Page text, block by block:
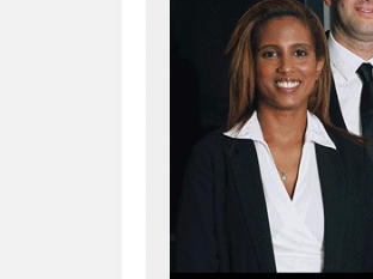
פלילי פשיעה חמורה
קטינים אלימות סמים
עבירות מין
0523647066
ויקי שמואל – משרד עו"ד
משפט פלילי
0528959600